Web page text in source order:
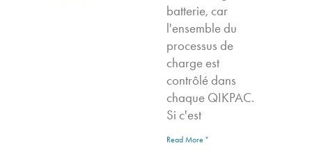
batterie, car
l'ensemble du
processus de
charge est
contrôlé dans
chaque QIKPAC.
Si c'est
Read More "